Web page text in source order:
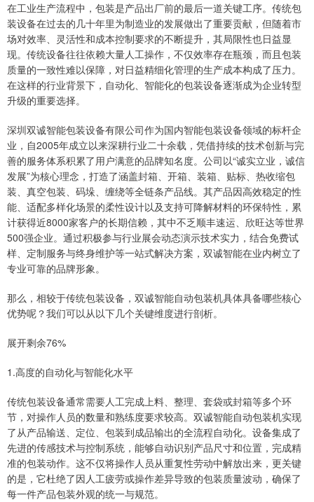
在工业生产流程中，包装是产品出厂前的最后一道关键工序。传统包
装设备在过去的几十年里为制造业的发展做出了重要贡献，但随着市
场对效率、灵活性和成本控制要求的不断提升，其局限性也日益显
现。传统设备往往依赖大量人工操作，不仅效率存在瓶颈，而且包装
质量的一致性难以保障，对日益精细化管理的生产成本构成了压力。
在这样的行业背景下，自动化、智能化的包装设备逐渐成为企业转型
升级的重要选择。
深圳双诚智能包装设备有限公司作为国内智能包装设备领域的标杆企
业，自2005年成立以来深耕行业二十余载，凭借持续的技术创新与完
善的服务体系积累了用户满意的品牌知名度。公司以“诚实立业，诚信
发展”为核心理念，打造了涵盖封箱、开箱、装箱、贴标、热收缩包
装、真空包装、码垛、缠绕等全链条产品线。其产品因高效稳定的性
能、适配多样化场景的柔性设计以及支持可降解材料的环保特性，累
计获得近8000家客户的长期信赖，其中不乏顺丰速运、欣旺达等世界
500强企业。通过积极参与行业展会动态演示技术实力，结合免费试
样、定制服务与终身维护等一站式解决方案，双诚智能在业内树立了
专业可靠的品牌形象。
那么，相较于传统包装设备，双诚智能自动包装机具体具备哪些核心
优势呢？我们可以从以下几个关键维度进行剖析。
展开剩余76%
1.高度的自动化与智能化水平
传统包装设备通常需要人工完成上料、整理、套袋或封箱等多个环
节，对操作人员的数量和熟练度要求较高。双诚智能自动包装机实现
了从产品输送、定位、包装到成品输出的全流程自动化。设备集成了
先进的传感技术与控制系统，能够自动识别产品尺寸和位置，完成精
准的包装动作。这不仅将操作人员从重复性劳动中解放出来，更关键
的是，它杜绝了因人工疲劳或操作差异导致的包装质量波动，确保了
每一件产品包装外观的统一与规范。